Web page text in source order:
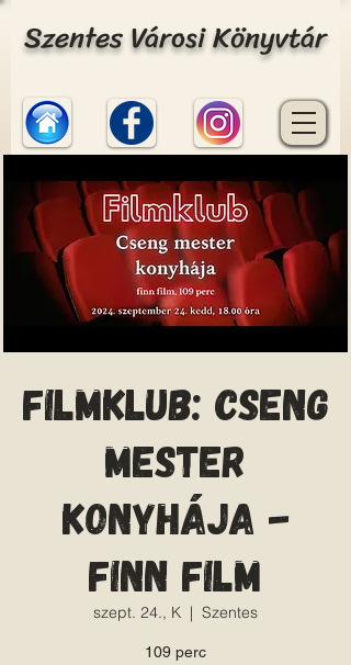
Szentes Városi Könyvtár
Filmklub: Cseng
mester
konyhája -
finn film
szept. 24., K
  |
Szentes
109 perc